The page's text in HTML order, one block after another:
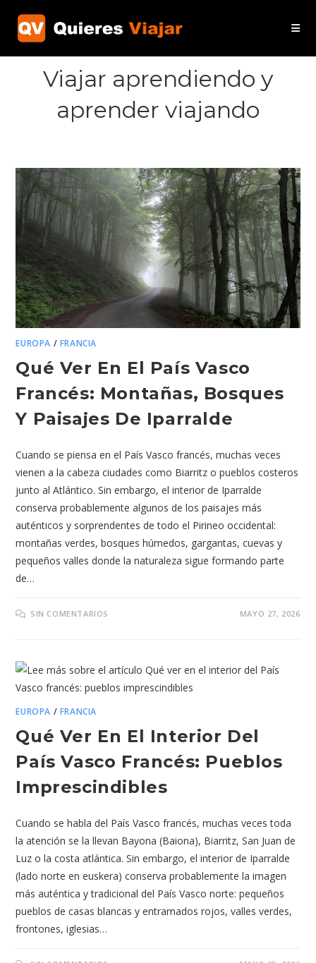
contenido
Viajar aprendiendo y
aprender viajando
EUROPA / FRANCIA
Qué Ver En El País Vasco
Francés: Montañas, Bosques
Y Paisajes De Iparralde
Cuando se piensa en el País Vasco francés, muchas veces
vienen a la cabeza ciudades como Biarritz o pueblos costeros
junto al Atlántico. Sin embargo, el interior de Iparralde
conserva probablemente algunos de los paisajes más
auténticos y sorprendentes de todo el Pirineo occidental:
montañas verdes, bosques húmedos, gargantas, cuevas y
pequeños valles donde la naturaleza sigue formando parte
de…
SIN COMENTARIOS MAYO 27, 2026
EUROPA / FRANCIA
Qué Ver En El Interior Del
País Vasco Francés: Pueblos
Imprescindibles
Cuando se habla del País Vasco francés, muchas veces toda
la atención se la llevan Bayona (Baiona), Biarritz, San Juan de
Luz o la costa atlántica. Sin embargo, el interior de Iparralde
(lado norte en euskera) conserva probablemente la imagen
más auténtica y tradicional del País Vasco norte: pequeños
pueblos de casas blancas y entramados rojos, valles verdes,
frontones, iglesias…